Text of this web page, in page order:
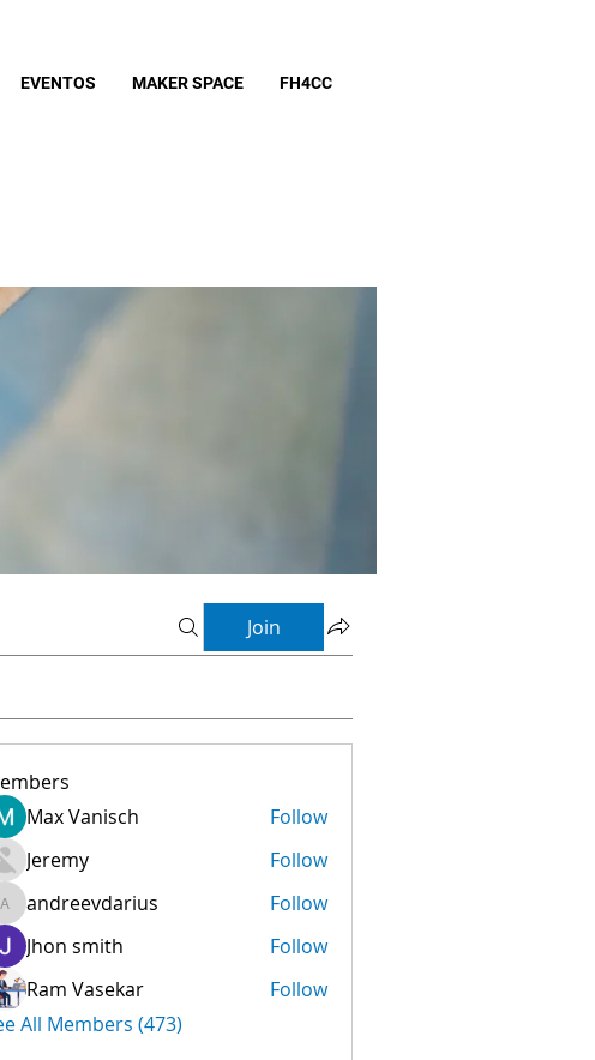
EVENTOS MAKER SPACE FH4CC
Join
Max Vanisch
Follow
Jeremy
Follow
andreevdarius
andreevdarius
Follow
Jhon smith
Follow
Ram Vasekar
Follow
All Members (473)